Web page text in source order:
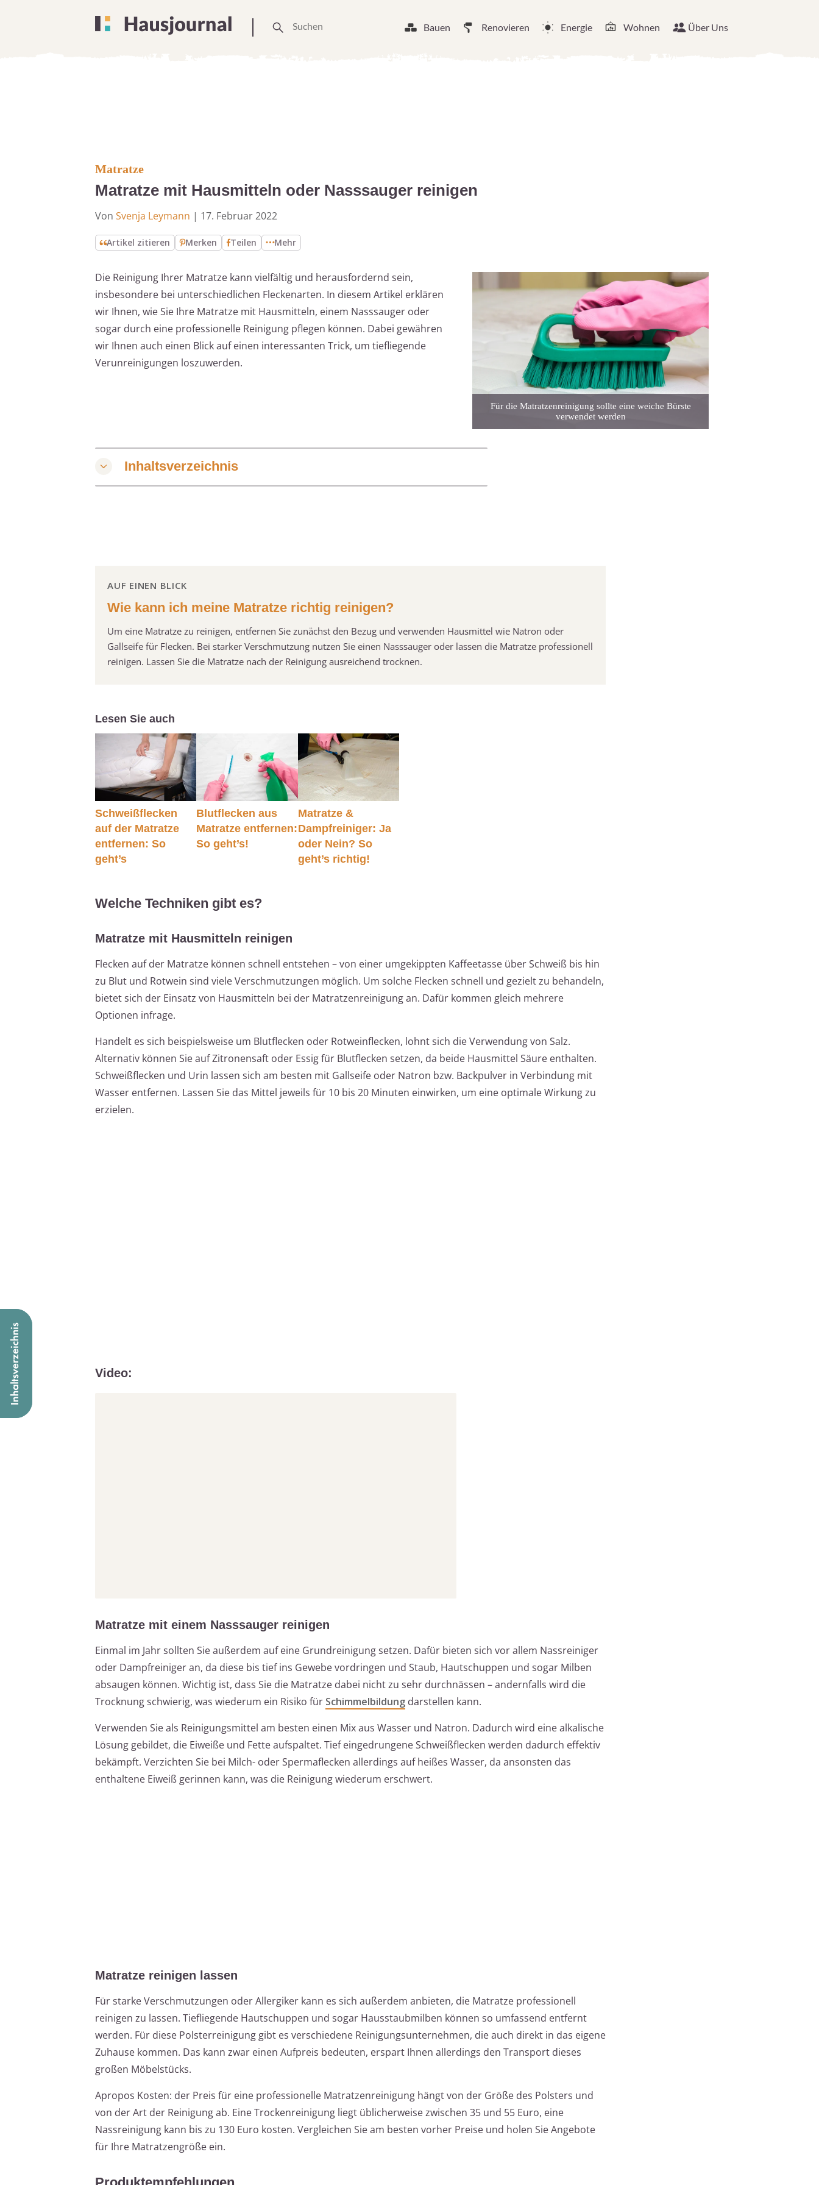
Bauen Renovieren Energie Wohnen Über Uns
Matratze
Matratze mit Hausmitteln oder Nasssauger reinigen
Von Svenja Leymann | 17. Februar 2022
Artikel zitieren Merken Teilen Mehr
Die Reinigung Ihrer Matratze kann vielfältig und herausfordernd sein,
insbesondere bei unterschiedlichen Fleckenarten. In diesem Artikel erklären
wir Ihnen, wie Sie Ihre Matratze mit Hausmitteln, einem Nasssauger oder
sogar durch eine professionelle Reinigung pflegen können. Dabei gewähren
wir Ihnen auch einen Blick auf einen interessanten Trick, um tiefliegende
Verunreinigungen loszuwerden.
Für die Matratzenreinigung sollte eine weiche Bürste
verwendet werden
Inhaltsverzeichnis
AUF EINEN BLICK
Wie kann ich meine Matratze richtig reinigen?
Um eine Matratze zu reinigen, entfernen Sie zunächst den Bezug und verwenden Hausmittel wie Natron oder
Gallseife für Flecken. Bei starker Verschmutzung nutzen Sie einen Nasssauger oder lassen die Matratze professionell
reinigen. Lassen Sie die Matratze nach der Reinigung ausreichend trocknen.
Lesen Sie auch
Schweißflecken
auf der Matratze
entfernen: So
geht’s
Blutflecken aus
Matratze entfernen:
So geht’s!
Matratze &
Dampfreiniger: Ja
oder Nein? So
geht’s richtig!
Welche Techniken gibt es?
Matratze mit Hausmitteln reinigen
Flecken auf der Matratze können schnell entstehen – von einer umgekippten Kaffeetasse über Schweiß bis hin
zu Blut und Rotwein sind viele Verschmutzungen möglich. Um solche Flecken schnell und gezielt zu behandeln,
bietet sich der Einsatz von Hausmitteln bei der Matratzenreinigung an. Dafür kommen gleich mehrere
Optionen infrage.
Handelt es sich beispielsweise um Blutflecken oder Rotweinflecken, lohnt sich die Verwendung von Salz.
Alternativ können Sie auf Zitronensaft oder Essig für Blutflecken setzen, da beide Hausmittel Säure enthalten.
Schweißflecken und Urin lassen sich am besten mit Gallseife oder Natron bzw. Backpulver in Verbindung mit
Wasser entfernen. Lassen Sie das Mittel jeweils für 10 bis 20 Minuten einwirken, um eine optimale Wirkung zu
erzielen.
Video:
Matratze mit einem Nasssauger reinigen
Einmal im Jahr sollten Sie außerdem auf eine Grundreinigung setzen. Dafür bieten sich vor allem Nassreiniger
oder Dampfreiniger an, da diese bis tief ins Gewebe vordringen und Staub, Hautschuppen und sogar Milben
absaugen können. Wichtig ist, dass Sie die Matratze dabei nicht zu sehr durchnässen – andernfalls wird die
Trocknung schwierig, was wiederum ein Risiko für Schimmelbildung darstellen kann.
Verwenden Sie als Reinigungsmittel am besten einen Mix aus Wasser und Natron. Dadurch wird eine alkalische
Lösung gebildet, die Eiweiße und Fette aufspaltet. Tief eingedrungene Schweißflecken werden dadurch effektiv
bekämpft. Verzichten Sie bei Milch- oder Spermaflecken allerdings auf heißes Wasser, da ansonsten das
enthaltene Eiweiß gerinnen kann, was die Reinigung wiederum erschwert.
Matratze reinigen lassen
Für starke Verschmutzungen oder Allergiker kann es sich außerdem anbieten, die Matratze professionell
reinigen zu lassen. Tiefliegende Hautschuppen und sogar Hausstaubmilben können so umfassend entfernt
werden. Für diese Polsterreinigung gibt es verschiedene Reinigungsunternehmen, die auch direkt in das eigene
Zuhause kommen. Das kann zwar einen Aufpreis bedeuten, erspart Ihnen allerdings den Transport dieses
großen Möbelstücks.
Apropos Kosten: der Preis für eine professionelle Matratzenreinigung hängt von der Größe des Polsters und
von der Art der Reinigung ab. Eine Trockenreinigung liegt üblicherweise zwischen 35 und 55 Euro, eine
Nassreinigung kann bis zu 130 Euro kosten. Vergleichen Sie am besten vorher Preise und holen Sie Angebote
für Ihre Matratzengröße ein.